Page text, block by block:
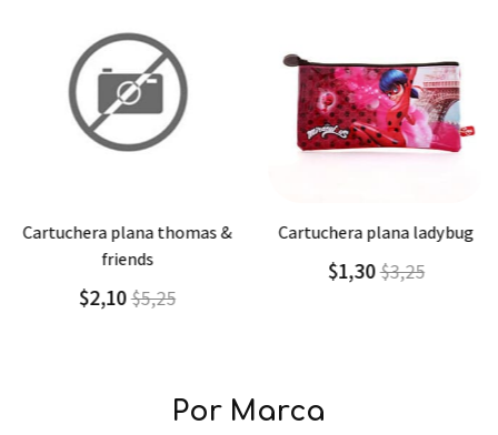
Agregar Detalle
cartuchera plana thomas &
friends
$2,10 $5,25
Agregar Detalle
cartuchera plana ladybug
$1,30 $3,25
Por Marca